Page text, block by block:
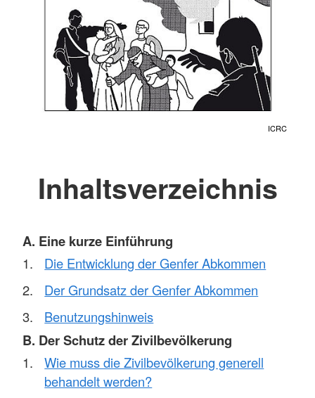
ICRC
Inhaltsverzeichnis
A. Eine kurze Einführung
Die Entwicklung der Genfer Abkommen
Der Grundsatz der Genfer Abkommen
Benutzungshinweis
B. Der Schutz der Zivilbevölkerung
Wie muss die Zivilbevölkerung generell
behandelt werden?